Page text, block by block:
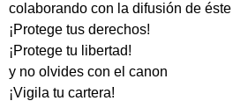
colaborando con la difusión de
¡Protege tus derechos!
¡Protege tu libertad!
y no olvides con el canon
¡Vigila tu cartera!